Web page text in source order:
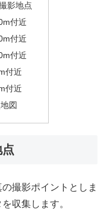
影地点
付近
付近
付近
付近
付近
図
撮影ポイントとしま
収集します。